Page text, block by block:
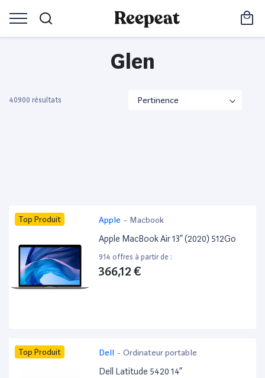
Glen
40900 résultats
Top Produit Apple - Macbook
Apple MacBook Air 13” (2020) 512Go
914 offres à partir de :
366,12 €
Top Produit Dell - Ordinateur portable
Dell Latitude 5420 14”